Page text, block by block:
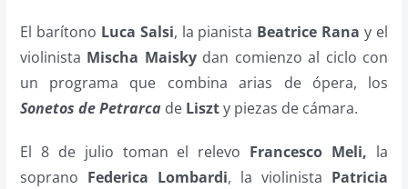
El barítono Luca Salsi, la pianista Beatrice Rana y el
violinista Mischa Maiskydan comienzo al ciclo con
un programa que combina arias de ópera, los
Sonetos de Petrarcade Liszty piezas de cámara.
El 8 de julio toman el relevo Francesco Meli, la
soprano Federica Lombardi, la violinista Patricia